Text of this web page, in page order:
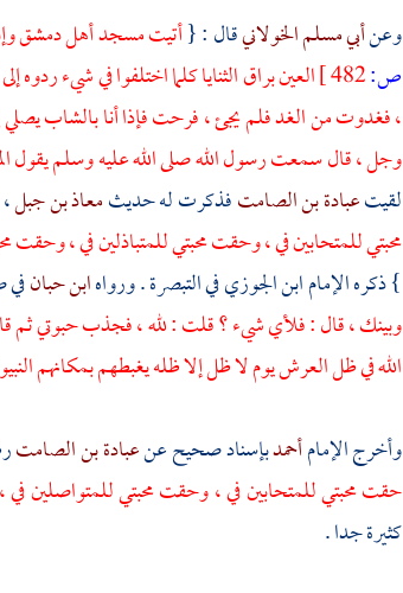
وعنأبي مسلم الخولانيقال : {أتيت مسجد أهلدمشق
ص:
العين براق الثنايا كلما اختلفوا في شيء
، فغدوت من الغد فلم يجئ ، فرحت فإذا أنا بالشاب
وجل ، قال سمعت رسول الله صلى الله عليه وسلم يقول
لقيتعبادة بن الصامتفذكرت له حديثمعاذ بن جبل
محبتي للمتحابين في ، وحقت محبتي للمتباذلين في ، وحقت
} ذكره الإمامابن الجوزيفي التبصرة . ورواهابن حبان
وبينك ، قال : فلأي شيء ؟ قلت : لله ، فجذب حبوتي ثم
الله في ظل العرش يوم لا ظل إلا ظله يغبطهم بمكانهم
وأخرج الإمامأحمدبإسناد صحيح عنعبادة بن الصامت
حقت محبتي للمتحابين في ، وحقت محبتي للمتواصلين
كثيرة جدا .